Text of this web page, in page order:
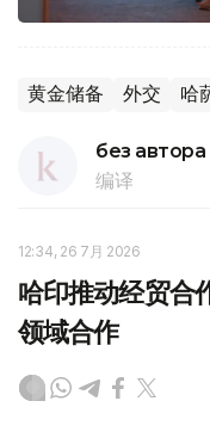
黄金储备 外交 哈
без автора
编译
12:34, 26 7月 2026
哈印推动经贸合
领域合作